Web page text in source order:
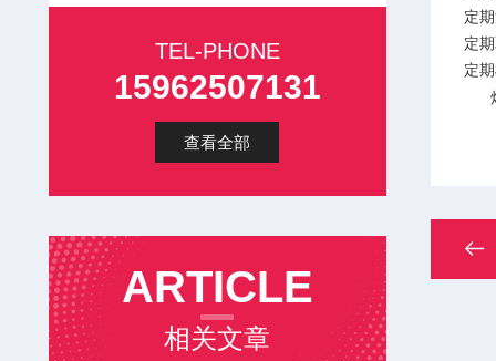
TEL-PHONE
15962507131
查看全部
ARTICLE
相关文章
定
定
定
焊